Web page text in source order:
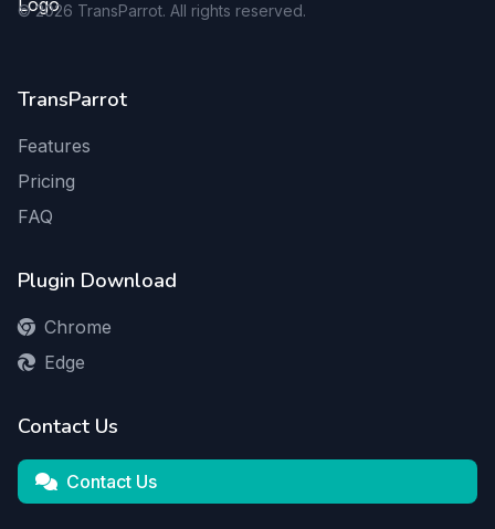
©2026 TransParrot. All rights reserved.
TransParrot
Features
Pricing
FAQ
Plugin Download
Chrome
Edge
Contact Us
Contact Us